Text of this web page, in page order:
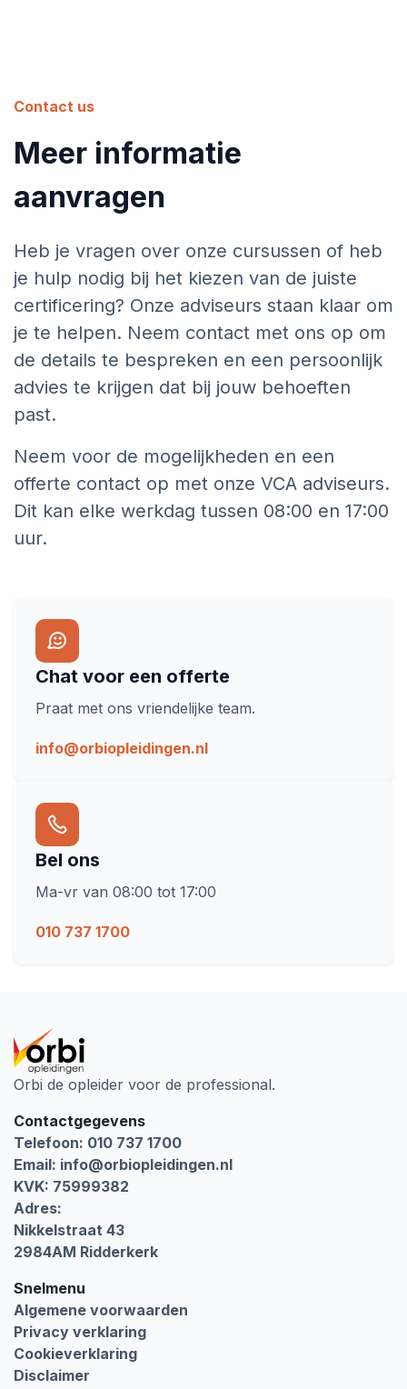
Contact us
Meer informatie
aanvragen
Heb je vragen over onze cursussen of heb
je hulp nodig bij het kiezen van de juiste
certificering? Onze adviseurs staan klaar om
je te helpen. Neem contact met ons op om
de details te bespreken en een persoonlijk
advies te krijgen dat bij jouw behoeften
past.
Neem voor de mogelijkheden en een
offerte contact op met onze VCA adviseurs.
Dit kan elke werkdag tussen 08:00 en 17:00
uur.
Chat voor een offerte
Praat met ons vriendelijke team.
info@orbiopleidingen.nl
Bel ons
Ma-vr van 08:00 tot 17:00
010 737 1700
Orbi de opleider voor de professional.
Contactgegevens
Telefoon: 010 737 1700
Email: info@orbiopleidingen.nl
KVK: 75999382
Adres:
Nikkelstraat 43
2984AM Ridderkerk
Snelmenu
Algemene voorwaarden
Privacy verklaring
Cookieverklaring
Disclaimer